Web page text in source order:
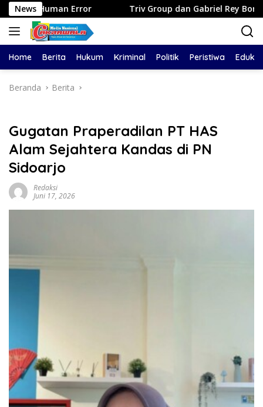
Langsung
ke
konten
News
Triv Group dan Gabriel Rey Borong Lima Penghargaan
Home Berita Hukum Kriminal Politik Peristiwa
Beranda Berita
Gugatan Praperadilan PT HAS
Alam Sejahtera Kandas di PN
Sidoarjo
Redaksi
Juni 17, 2026